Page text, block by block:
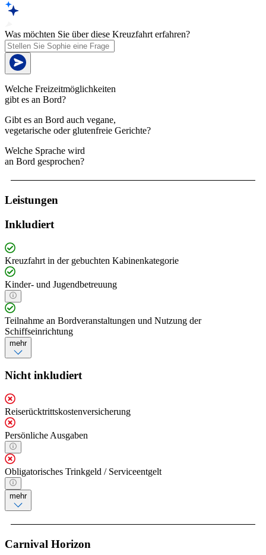
Was möchten Sie über diese Kreuzfahrt erfahren?
Welche Freizeitmöglichkeiten
gibt es an Bord?
Gibt es an Bord auch vegane,
vegetarische oder glutenfreie Gerichte?
Welche Sprache wird
an Bord gesprochen?
Leistungen
Inkludiert
Kreuzfahrt in der gebuchten Kabinenkategorie
Kinder- und Jugendbetreuung
Teilnahme an Bordveranstaltungen und Nutzung der
Schiffseinrichtung
mehr
Nicht inkludiert
Reiserücktrittskostenversicherung
Persönliche Ausgaben
Obligatorisches Trinkgeld / Serviceentgelt
mehr
Carnival Horizon